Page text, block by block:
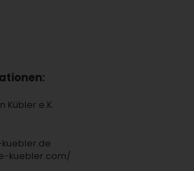
Kübler e.K.
kuebler.com/